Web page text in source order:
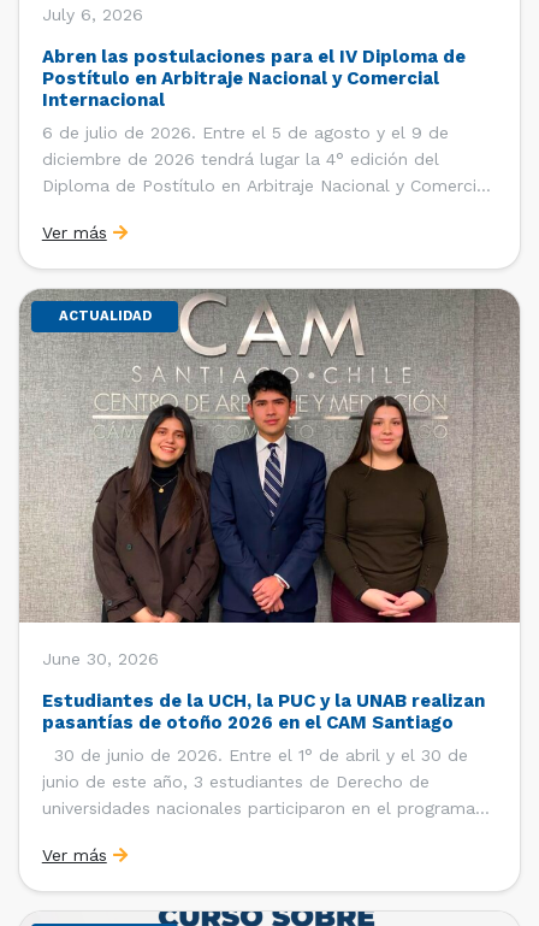
July 6, 2026
Abren las postulaciones para el IV Diploma de
Postítulo en Arbitraje Nacional y Comercial
Internacional
6 de julio de 2026. Entre el 5 de agosto y el 9 de
diciembre de 2026 tendrá lugar la 4° edición del
Diploma de Postítulo en Arbitraje Nacional y Comercial
Derecho Internacional de la Facultad de Derecho de la
Universidad de Chile y […]
Ver más
ACTUALIDAD
June 30, 2026
Estudiantes de la UCH, la PUC y la UNAB realizan
pasantías de otoño 2026 en el CAM Santiago
30 de junio de 2026. Entre el 1° de abril y el 30 de
junio de este año, 3 estudiantes de Derecho de
universidades nacionales participaron en el programa
de la Cámara de Comercio de Santiago (CCS). Así, se
realizaron […]
Ver más